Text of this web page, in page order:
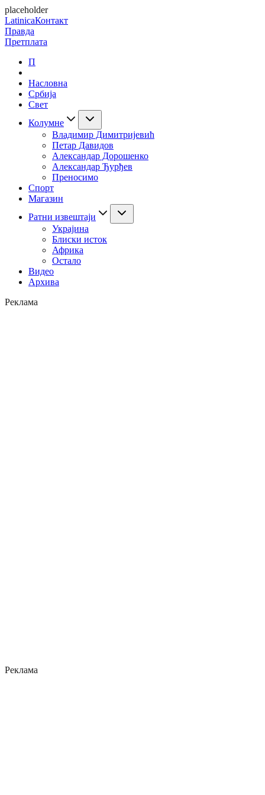
placeholder
LatinicaКонтакт
Правда
Претплата
П
Насловна
Србија
Свет
Колумне
Владимир Димитријевић
Петар Давидов
Александар Дорошенко
Александар Ђурђев
Преносимо
Спорт
Магазин
Ратни извештаји
Украјина
Блиски исток
Африка
Остало
Видео
Архива
Реклама
Реклама